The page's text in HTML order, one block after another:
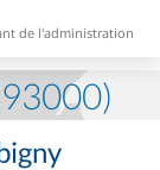
de l'administration